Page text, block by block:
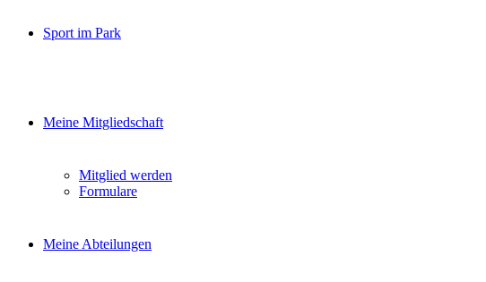
Sport im Park
Meine Mitgliedschaft
Mitglied werden
Formulare
Meine Abteilungen